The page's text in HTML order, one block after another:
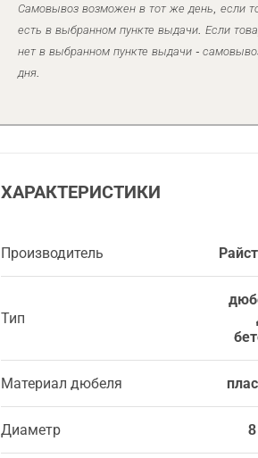
Самовывоз возможен в тот же день, если
есть в выбранном пункте выдачи. Если
нет в выбранном пункте выдачи -
дня.
ХАРАКТЕРИСТИКИ
Производитель
Тип
Материал дюбеля
Диаметр